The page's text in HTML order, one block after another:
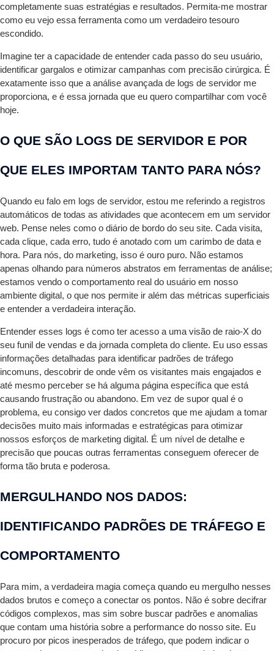
completamente suas estratégias e resultados. Permita-me mostrar
como eu vejo essa ferramenta como um verdadeiro tesouro
escondido.
Imagine ter a capacidade de entender cada passo do seu usuário,
identificar gargalos e otimizar campanhas com precisão cirúrgica. É
exatamente isso que a análise avançada de logs de servidor me
proporciona, e é essa jornada que eu quero compartilhar com você
hoje.
O QUE SÃO LOGS DE SERVIDOR E POR
QUE ELES IMPORTAM TANTO PARA NÓS?
Quando eu falo em logs de servidor, estou me referindo a registros
automáticos de todas as atividades que acontecem em um servidor
web. Pense neles como o diário de bordo do seu site. Cada visita,
cada clique, cada erro, tudo é anotado com um carimbo de data e
hora. Para nós, do marketing, isso é ouro puro. Não estamos
apenas olhando para números abstratos em ferramentas de análise;
estamos vendo o comportamento real do usuário em nosso
ambiente digital, o que nos permite ir além das métricas superficiais
e entender a verdadeira interação.
Entender esses logs é como ter acesso a uma visão de raio-X do
seu funil de vendas e da jornada completa do cliente. Eu uso essas
informações detalhadas para identificar padrões de tráfego
incomuns, descobrir de onde vêm os visitantes mais engajados e
até mesmo perceber se há alguma página específica que está
causando frustração ou abandono. Em vez de supor qual é o
problema, eu consigo ver dados concretos que me ajudam a tomar
decisões muito mais informadas e estratégicas para otimizar
nossos esforços de marketing digital. É um nível de detalhe e
precisão que poucas outras ferramentas conseguem oferecer de
forma tão bruta e poderosa.
MERGULHANDO NOS DADOS:
IDENTIFICANDO PADRÕES DE TRÁFEGO E
COMPORTAMENTO
Para mim, a verdadeira magia começa quando eu mergulho nesses
dados brutos e começo a conectar os pontos. Não é sobre decifrar
códigos complexos, mas sim sobre buscar padrões e anomalias
que contam uma história sobre a performance do nosso site. Eu
procuro por picos inesperados de tráfego, que podem indicar o